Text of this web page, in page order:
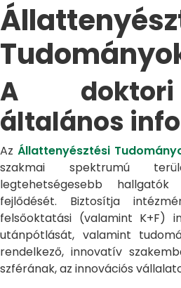
A
általános
AzÁllattenyésztési
szakmai spektrumú
legtehetségesebb
fejlődését. Biztosítja
felsőoktatási (valamint K+F)
utánpótlását, valamint
rendelkező, innovatív
szférának, az innovációs